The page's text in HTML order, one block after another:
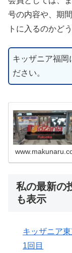
号の内容や、期
トに入るのかど
キッザニア福岡
ださい。
私の最新
も表示
キッザニア
1回目